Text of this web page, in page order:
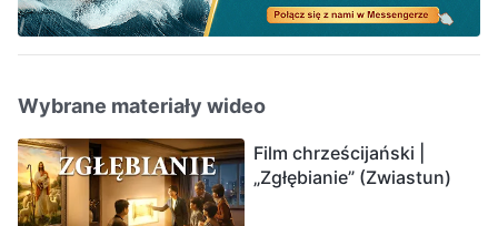
Wybrane materiały wideo
Film chrześcijański |
„Zgłębianie” (Zwiastun)